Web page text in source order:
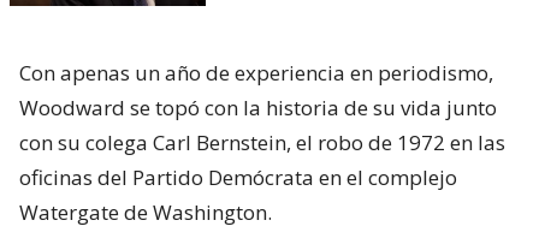
Con apenas un año de experiencia en periodismo,
Woodward se topó con la historia de su vida junto
con su colega Carl Bernstein, el robo de 1972 en las
oficinas del Partido Demócrata en el complejo
Watergate de Washington.